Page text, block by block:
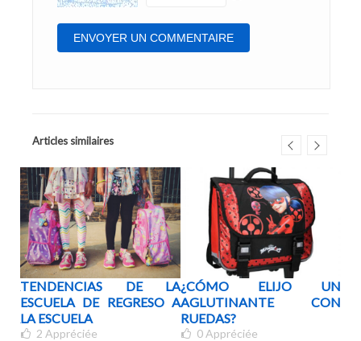
Articles similaires
TENDENCIAS DE LA
ESCUELA DE REGRESO A
LA ESCUELA
2 Appréciée
¿CÓMO ELIJO UN
AGLUTINANTE CON
RUEDAS?
0 Appréciée